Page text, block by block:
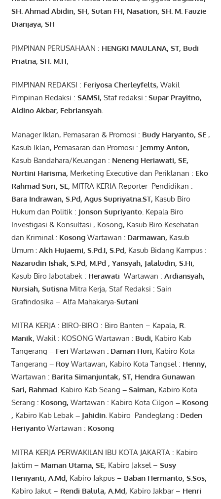
SH. Ahmad Abidin, SH, SutanFH, Nasation, SH. M. Fauzie
Dianjaya, SH
PIMPINAN PERUSAHAAN : HENGKI MAULANA, ST, Budi
Priatna, SH . M.H,
PIMPINAN REDAKSI : Feriyosa Cherleyfelts, Wakil
Pimpinan Redaksi : SAMSI, Staf redaksi : Supar Prayitno,
Aldino Akbar, Febriansyah.
Manager Iklan, Pemasaran & Promosi : Budy Haryanto, SE,
Kasub Iklan, Pemasaran dan Promosi : Jemmy Anton,
Kasub Bandahara/Keuangan : Neneng Heriawati, SE,
Nurtini Harisma, Merketing Executive dan Periklanan : Eko
Rahmad Suri, SE, MITRA KERJA Reporter Pendidikan :
Bara Indrawan, S.Pd, Agus Supriyatna.ST, Kasub Biro
Hukum dan Politik : Jonson Supriyanto. Kepala Biro
Investigasi & Konsultasi , Kosong, Kasub Biro Kesehatan
dan Kriminal : KosongWartawan : Darmawan, Kasub
Umum : Akh Hujaemi, S.Pd.I, S.Pd, Kasub Bidang Kampus :
Nazarudin Ishak, S.Pd, M.Pd, Yansyah, Jalaludin, S.Hi,
Kasub Biro Jabotabek : Herawati Wartawan : Ardiansyah,
Nursiah, SutisnaMitra Kerja, Staf Redaksi : Sain
Grafindosika – Alfa Mahakarya-Sutani
MITRA KERJA : BIRO-BIRO : Biro Banten – Kapala, R.
Manik, Wakil : KOSONG Wartawan : Budi, Kabiro Kab
Tangerang – Feri Wartawan : Daman Huri, Kabiro Kota
Tangerang – RoyWartawan, Kabiro Kota Tangsel : Henny,
Wartawan : Barita Simanjuntak, ST, Hendra Gunawan
Sari, Rahmad. Kabiro Kab Seang – Saiman, Kabiro Kota
Serang : Kosong, Wartawan : Kabiro Kota Cilgon – Kosong
, Kabiro Kab Lebak– Jahidin. Kabiro Pandeglang : Deden
Heriyanto Wartawan : Kosong
MITRA KERJA PERWAKILAN IBU KOTA JAKARTA : Kabiro
Jaktim – Maman Utama, SE, Kabiro Jaksel – Susy
Heniyanti, A.Md, Kabiro Jakpus – Baban Hermanto, S.Sos,
Kabiro Jakut – Rendi Balula, A.Md, Kabiro Jakbar – Henri